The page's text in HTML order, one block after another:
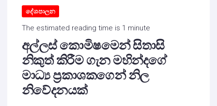
දේශපාලන
The estimated reading time is 1 minute
අල්ලස් කොමිෂමෙන් සිතාසි
නිකුත් කිරීම ගැන මහින්දගේ
මාධ්‍ය ප්‍රකාශකගෙන් නිල
නිවේදනයක්